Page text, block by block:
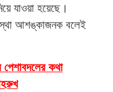
যাওয়া হয়েছে।
আশঙ্কাজনক বলেই
পেশাবদলের কথা